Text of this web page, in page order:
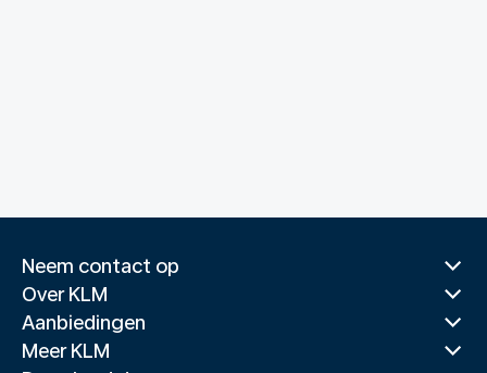
Neem contact op
Over KLM
Aanbiedingen
Meer KLM